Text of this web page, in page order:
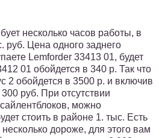
несколько часов работы, в
руб. Цена одного заднего
Lemforder 33413 01, будет
01 обойдется в 340 р. Так что
2 обойдется в 3500 р. и включив
руб. При отсутствии
можно
стоить в районе 1. тыс. Есть
дороже, для этого вам